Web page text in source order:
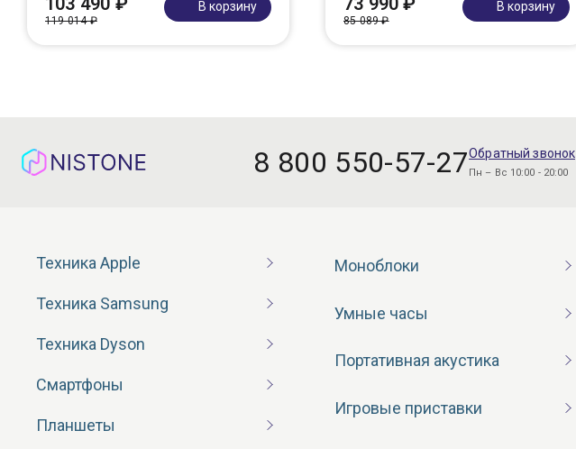
119 014 ₽
В корзину
85 089 ₽
В корзину
8 800 550-57-27Обратный звонок
Пн – Вс 10:00 - 20:00
Техника Apple
Техника Samsung
Техника Dyson
Смартфоны
Планшеты
Моноблоки
Умные часы
Портативная акустика
Игровые приставки